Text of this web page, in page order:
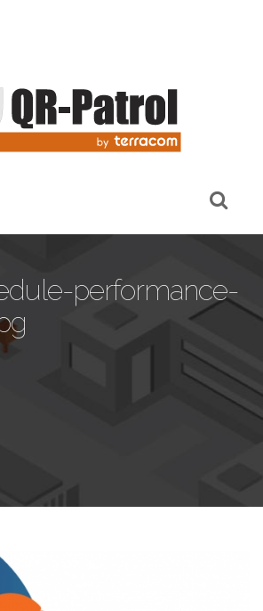
performance-